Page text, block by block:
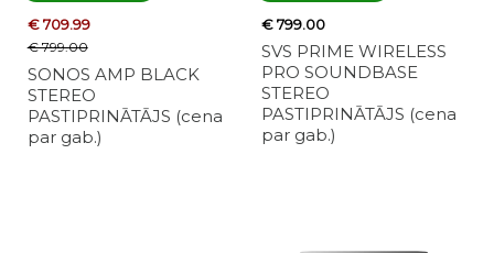
€ 709.99
€ 799.00
SONOS AMP BLACK
STEREO
PASTIPRINĀTĀJS (cena
par gab.)
€ 799.00
SVS PRIME WIRELESS
PRO SOUNDBASE
STEREO
PASTIPRINĀTĀJS (cena
par gab.)